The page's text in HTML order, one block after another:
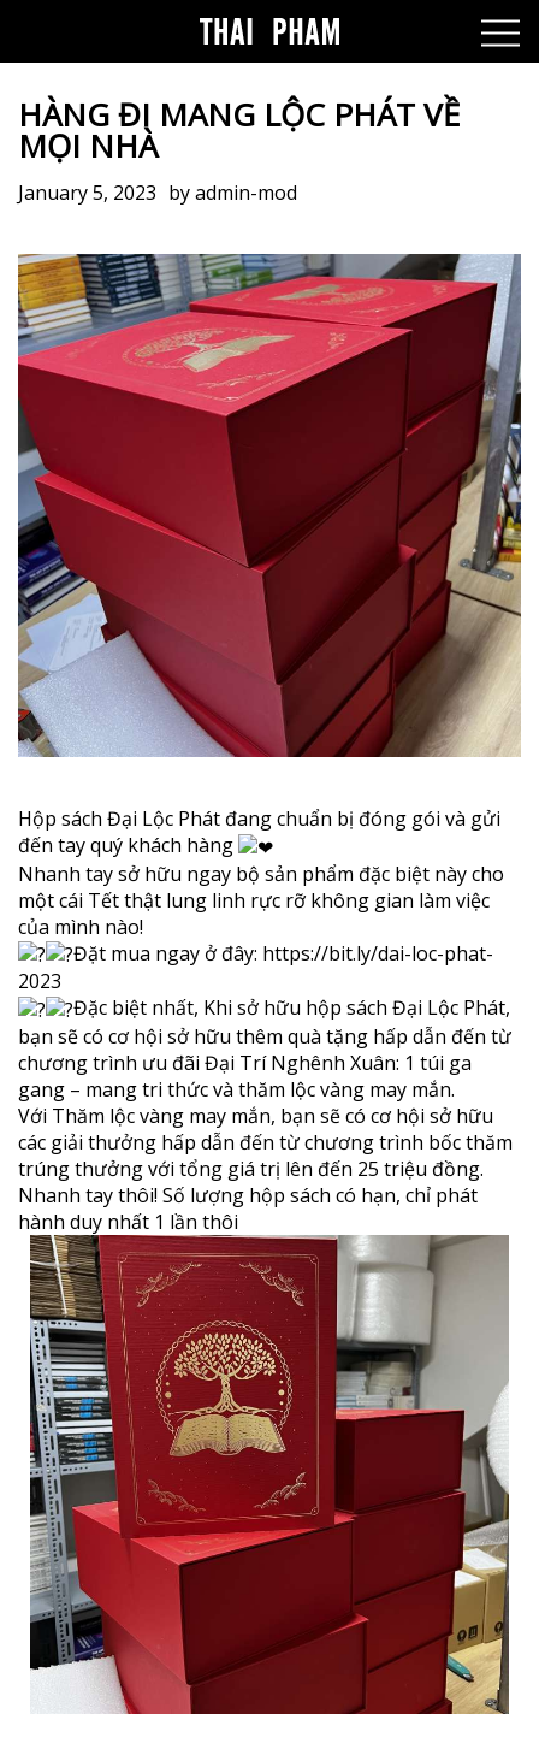
HÀNG ĐI MANG LỘC PHÁT VỀ
MỌI NHÀ
January 5, 2023 byadmin-mod
Hộp sách Đại Lộc Phát đang chuẩn bị đóng gói và gửi
đến tay quý khách hàng
Nhanh tay sở hữu ngay bộ sản phẩm đặc biệt này cho
một cái Tết thật lung linh rực rỡ không gian làm việc
của mình nào!
Đặt mua ngay ở đây: https://bit.ly/dai-loc-phat-
2023
Đặc biệt nhất, Khi sở hữu hộp sách Đại Lộc Phát,
bạn sẽ có cơ hội sở hữu thêm quà tặng hấp dẫn đến từ
chương trình ưu đãi Đại Trí Nghênh Xuân: 1 túi ga
gang – mang tri thức và thăm lộc vàng may mắn.
Với Thăm lộc vàng may mắn, bạn sẽ có cơ hội sở hữu
các giải thưởng hấp dẫn đến từ chương trình bốc thăm
trúng thưởng với tổng giá trị lên đến 25 triệu đồng.
Nhanh tay thôi! Số lượng hộp sách có hạn, chỉ phát
hành duy nhất 1 lần thôi